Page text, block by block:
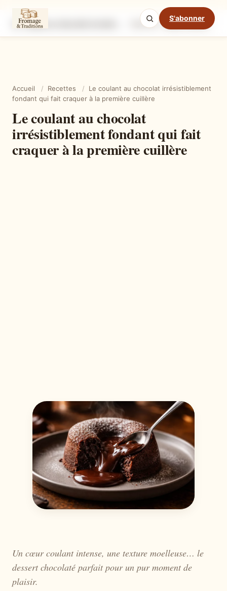
S'abonner
Ingrédients Étapes
Mode cuisine
Accueil / Recettes /
Le coulant au chocolat irrésistiblement
fondant qui fait craquer à la première cuillère
Le coulant au chocolat
irrésistiblement fondant qui fait
craquer à la première cuillère
Un cœur coulant intense, une texture moelleuse… le
dessert chocolaté parfait pour un pur moment de
plaisir.